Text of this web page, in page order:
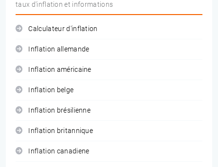
taux d'inflation et informations
Calculateur d'inflation
Inflation allemande
Inflation américaine
Inflation belge
Inflation brésilienne
Inflation britannique
Inflation canadiene